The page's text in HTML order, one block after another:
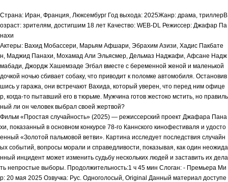
Страна: Иран, Франция, Люксембург Год выхода: 2025Жанр: драма, триллерВ
озраст: зрителям, достигшим 18 лет Качество: WEB-DL Режиссер: Джафар Па
нахи
Актеры: Вахид Мобассери, Марьям Афшари, Эбрахим Азизи, Хадис Пакбате
н, Маджид Панахи, Мохамад Али Эльясмер, Дельмаз Наджафи, Афсане Надж
мабади, Джордж Хашемзаде Эгбал вместе с беременной женой и маленькой
дочкой ночью сбивает собаку, что приводит к поломке автомобиля. Остановив
шись у гаража, они встречают Вахида, который уверен, что перед ним офице
р, когда-то пытавший его в тюрьме. Мужчина готов жестоко мстить, но правиль
ный ли он человек выбрал своей жертвой?
Фильм «Простая случайность» (2025) — режиссерский проект Джафара Пана
хи, показанный в основном конкурсе 78-го Каннского кинофестиваля и удосто
енный «Золотой пальмовой ветви». Картина исследует последствия случайн
ых событий, вопросы морали и справедливости, показывая, как один неожида
нный инцидент может изменить судьбу нескольких людей и заставить их дела
ть непростые выборы. Продолжительность:1 ч 45 мин Слоган: - Премьера Ми
р: 20 мая 2025 Озвучка: Рус. Одноголосый, Original Данный материал доступе